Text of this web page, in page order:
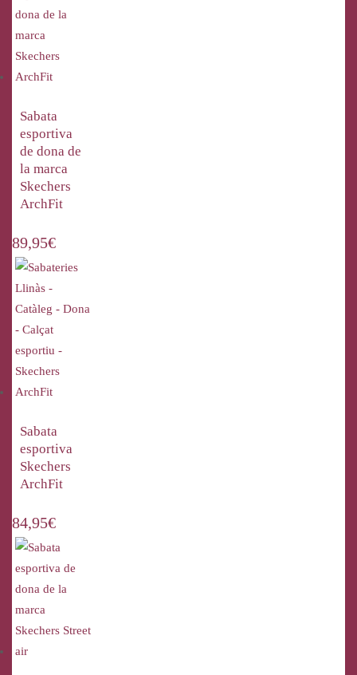
Sabata
esportiva
de dona de
la marca
Skechers
ArchFit
89,95€
Sabata
esportiva
Skechers
ArchFit
84,95€